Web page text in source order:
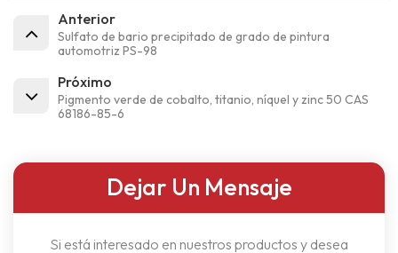
Anterior
Sulfato de bario precipitado de grado de pintura
automotriz PS-98
Próximo
Pigmento verde de cobalto, titanio, níquel y zinc 50 CAS
68186-85-6
Dejar Un Mensaje
Si está interesado en nuestros productos y desea